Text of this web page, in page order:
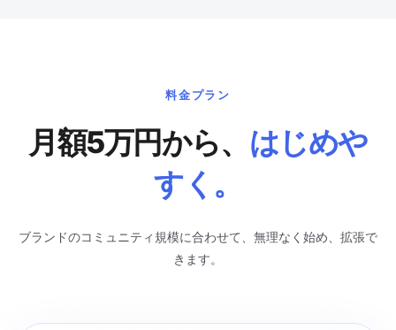
料金プラン
月額5万円から、 はじめや
すく。
ブランドのコミュニティ規模に合わせて、無理なく始め、拡張で
きます。